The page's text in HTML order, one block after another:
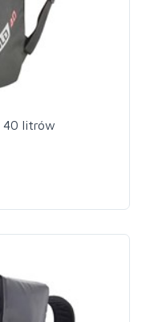
40 litrów